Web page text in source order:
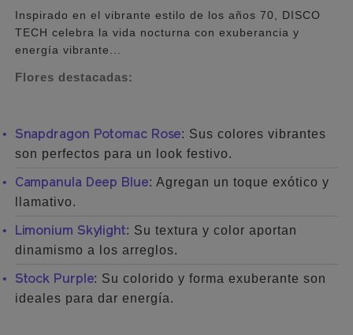
Inspirado en el vibrante estilo de los años 70, DISCO
TECH celebra la vida nocturna con exuberancia y
energía vibrante...
Flores destacadas:
Snapdragon Potomac Rose: Sus colores vibrantes
son perfectos para un look festivo.
Campanula Deep Blue: Agregan un toque exótico y
llamativo.
Limonium Skylight: Su textura y color aportan
dinamismo a los arreglos.
Stock Purple: Su colorido y forma exuberante son
ideales para dar energía.